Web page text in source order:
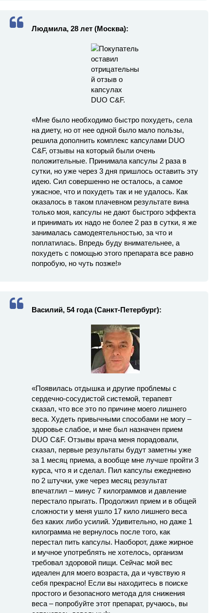
Людмила, 28 лет (Москва):
«Мне было необходимо быстро похудеть, села
на диету, но от нее одной было мало пользы,
решила дополнить комплекс капсулами DUO
C&F, отзывы на который были очень
положительные. Принимала капсулы 2 раза в
сутки, но уже через 3 дня пришлось оставить эту
идею. Сил совершенно не осталось, а самое
ужасное, что и похудеть так и не удалось. Как
оказалось в таком плачевном результате вина
только моя, капсулы не дают быстрого эффекта
и принимать их надо не более 2 раз в сутки, я же
занималась самодеятельностью, за что и
поплатилась. Впредь буду внимательнее, а
похудеть с помощью этого препарата все равно
попробую, но чуть позже!»
Василий, 54 года (Санкт-Петербург):
«Появилась отдышка и другие проблемы с
сердечно-сосудистой системой, терапевт
сказал, что все это по причине моего лишнего
веса. Худеть привычными способами не могу –
здоровье слабое, и мне был назначен прием
DUO C&F. Отзывы врача меня порадовали,
сказал, первые результаты будут заметны уже
за 1 месяц приема, а вообще мне лучше пройти 3
курса, что я и сделал. Пил капсулы ежедневно
по 2 штучки, уже через месяц результат
впечатлил – минус 7 килограммов и давление
перестало прыгать. Продолжил прием и в общей
сложности у меня ушло 17 кило лишнего веса
без каких либо усилий. Удивительно, но даже 1
килограмма не вернулось после того, как
перестал пить капсулы. Наоборот, даже жирное
и мучное употреблять не хотелось, организм
требовал здоровой пищи. Сейчас мой вес
идеален для моего возраста, да и чувствую я
себя прекрасно! Если вы находитесь в поиске
простого и безопасного метода для снижения
веса – попробуйте этот препарат, ручаюсь, вы